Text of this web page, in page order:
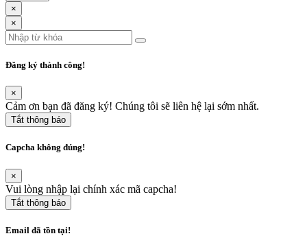
×
×
Đăng ký thành công!
×
Cảm ơn bạn đã đăng ký! Chúng tôi sẽ liên hệ lại sớm nhất.
Tắt thông báo
Capcha không đúng!
×
Vui lòng nhập lại chính xác mã capcha!
Tắt thông báo
Email đã tồn tại!